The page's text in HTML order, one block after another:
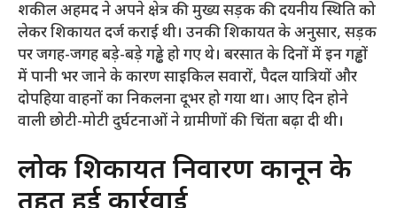
शकील अहमद ने अपने क्षेत्र की मुख्य सड़क की दयनीय स्थिति को
लेकर शिकायत दर्ज कराई थी। उनकी शिकायत के अनुसार, सड़क
पर जगह-जगह बड़े-बड़े गड्ढे हो गए थे। बरसात के दिनों में इन गड्ढों
में पानी भर जाने के कारण साइकिल सवारों, पैदल यात्रियों और
दोपहिया वाहनों का निकलना दूभर हो गया था। आए दिन होने
वाली छोटी-मोटी दुर्घटनाओं ने ग्रामीणों की चिंता बढ़ा दी थी।
​लोक शिकायत निवारण कानून के